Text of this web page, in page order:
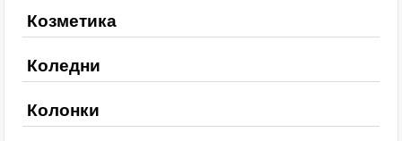
Козметика
Коледни
Колонки